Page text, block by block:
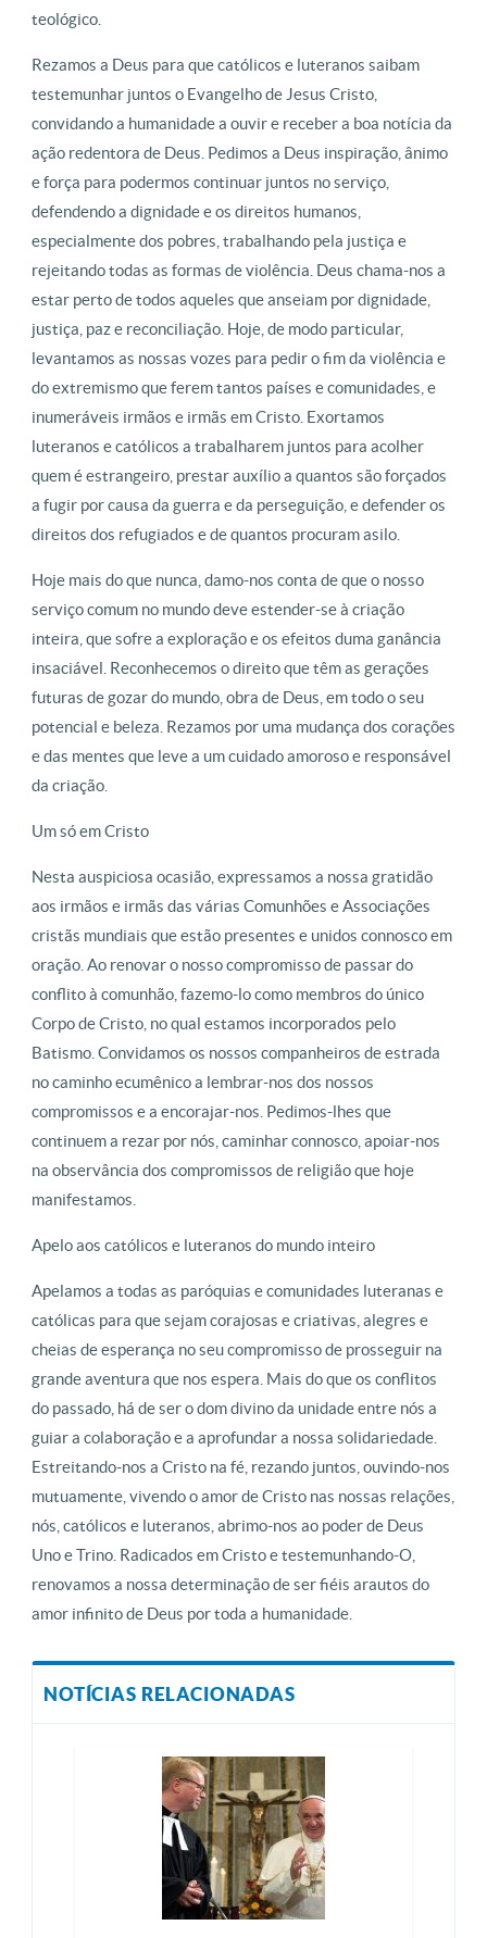
teológico.
Rezamos a Deus para que católicos e luteranos saibam
testemunhar juntos o Evangelho de Jesus Cristo,
convidando a humanidade a ouvir e receber a boa notícia da
ação redentora de Deus. Pedimos a Deus inspiração, ânimo
e força para podermos continuar juntos no serviço,
defendendo a dignidade e os direitos humanos,
especialmente dos pobres, trabalhando pela justiça e
rejeitando todas as formas de violência. Deus chama-nos a
estar perto de todos aqueles que anseiam por dignidade,
justiça, paz e reconciliação. Hoje, de modo particular,
levantamos as nossas vozes para pedir o fim da violência e
do extremismo que ferem tantos países e comunidades, e
inumeráveis irmãos e irmãs em Cristo. Exortamos
luteranos e católicos a trabalharem juntos para acolher
quem é estrangeiro, prestar auxílio a quantos são forçados
a fugir por causa da guerra e da perseguição, e defender os
direitos dos refugiados e de quantos procuram asilo.
Hoje mais do que nunca, damo-nos conta de que o nosso
serviço comum no mundo deve estender-se à criação
inteira, que sofre a exploração e os efeitos duma ganância
insaciável. Reconhecemos o direito que têm as gerações
futuras de gozar do mundo, obra de Deus, em todo o seu
potencial e beleza. Rezamos por uma mudança dos corações
e das mentes que leve a um cuidado amoroso e responsável
da criação.
Um só em Cristo
Nesta auspiciosa ocasião, expressamos a nossa gratidão
aos irmãos e irmãs das várias Comunhões e Associações
cristãs mundiais que estão presentes e unidos connosco em
oração. Ao renovar o nosso compromisso de passar do
conflito à comunhão, fazemo-lo como membros do único
Corpo de Cristo, no qual estamos incorporados pelo
Batismo. Convidamos os nossos companheiros de estrada
no caminho ecumênico a lembrar-nos dos nossos
compromissos e a encorajar-nos. Pedimos-lhes que
continuem a rezar por nós, caminhar connosco, apoiar-nos
na observância dos compromissos de religião que hoje
manifestamos.
Apelo aos católicos e luteranos do mundo inteiro
Apelamos a todas as paróquias e comunidades luteranas e
católicas para que sejam corajosas e criativas, alegres e
cheias de esperança no seu compromisso de prosseguir na
grande aventura que nos espera. Mais do que os conflitos
do passado, há de ser o dom divino da unidade entre nós a
guiar a colaboração e a aprofundar a nossa solidariedade.
Estreitando-nos a Cristo na fé, rezando juntos, ouvindo-nos
mutuamente, vivendo o amor de Cristo nas nossas relações,
nós, católicos e luteranos, abrimo-nos ao poder de Deus
Uno e Trino. Radicados em Cristo e testemunhando-O,
renovamos a nossa determinação de ser fiéis arautos do
amor infinito de Deus por toda a humanidade.
NOTÍCIAS RELACIONADAS